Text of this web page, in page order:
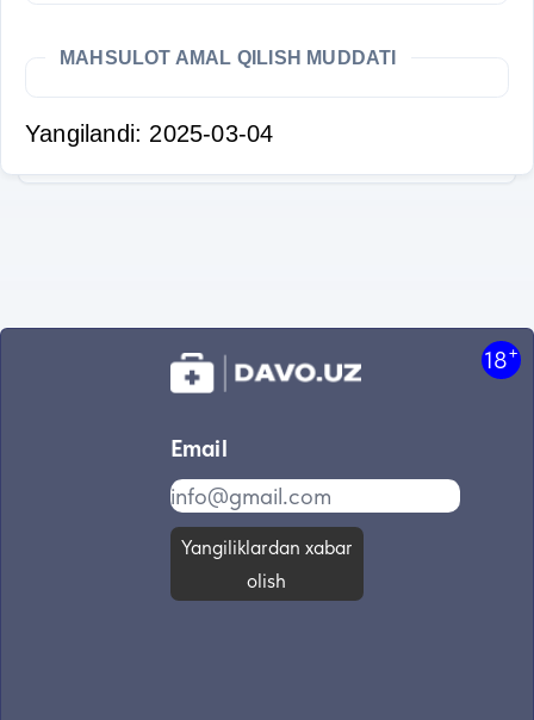
MAHSULOT AMAL QILISH MUDDATI
Yangilandi: 2025-03-04
18+
Email
Yangiliklardan xabar
olish